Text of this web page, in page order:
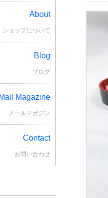
About
ショップについて
Blog
ブログ
Mail Magazine
メールマガジン
Contact
お問い合わせ